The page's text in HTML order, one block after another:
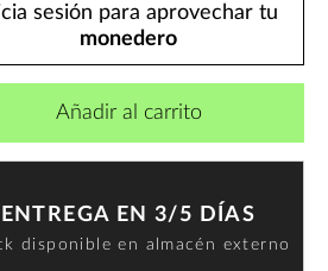
sesión para aprovechar tu
monedero
Añadir al carrito
ENTREGA EN 3/5 DÍAS
disponible en almacén externo